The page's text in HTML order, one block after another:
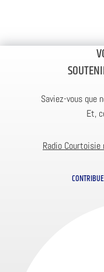
Saviez-vous que
Et,
Radio